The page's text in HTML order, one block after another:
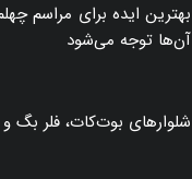
بهترین ایده برای مراسم
آن‌ها توجه می‌شود
شلوارهای بوت‌کات، فلر